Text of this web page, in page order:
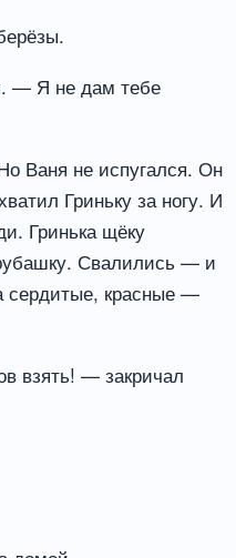
— Я не дам тебе
Ваня не испугался. Он
Гриньку за ногу. И
Гринька щёку
Свалились — и
сердитые, красные —
взять! — закричал